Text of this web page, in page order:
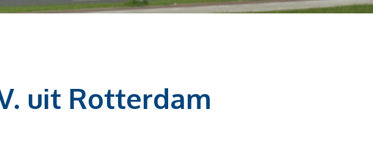
uit Rotterdam